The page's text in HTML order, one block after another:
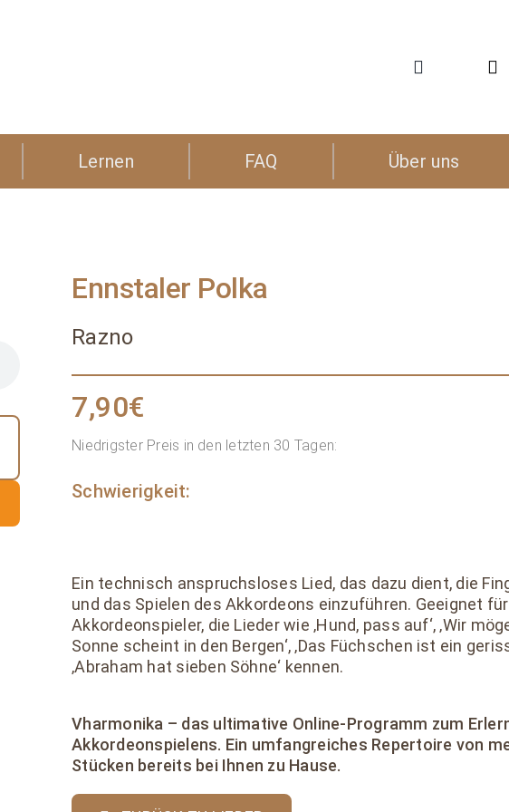
Lernen FAQ Über uns
Ennstaler Polka
Razno
7,90€
Niedrigster Preis in den letzten 30 Tagen:
Schwierigkeit:
Ein technisch anspruchsloses Lied, das dazu dient, die
und das Spielen des Akkordeons einzuführen. Geeignet für
Akkordeonspieler, die Lieder wie ‚Hund, pass auf‘, ‚Wir
Sonne scheint in den Bergen‘, ‚Das Füchschen ist ein
‚Abraham hat sieben Söhne‘ kennen.
Vharmonika – das ultimative Online-Programm zum
Akkordeonspielens. Ein umfangreiches Repertoire von
Stücken bereits bei Ihnen zu Hause.